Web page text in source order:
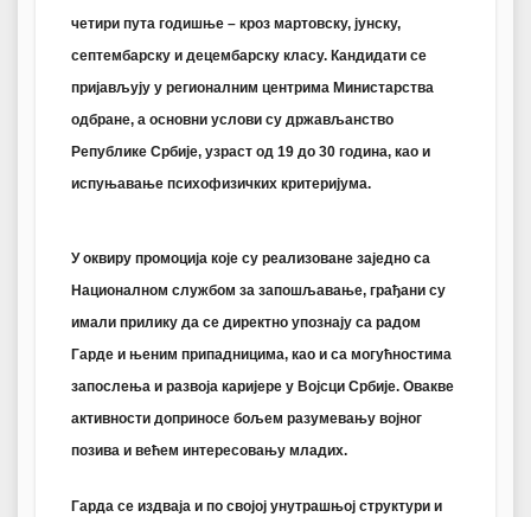
четири пута годишње – кроз мартовску, јунску,
септембарску и децембарску класу. Кандидати се
пријављују у регионалним центрима Министарства
одбране, а основни услови су држављанство
Републике Србије, узраст од 19 до 30 година, као и
испуњавање психофизичких критеријума.
У оквиру промоција које су реализоване заједно са
Националном службом за запошљавање, грађани су
имали прилику да се директно упознају са радом
Гарде и њеним припадницима, као и са могућностима
запослења и развоја каријере у Војсци Србије. Овакве
активности доприносе бољем разумевању војног
позива и већем интересовању младих.
Гарда се издваја и по својој унутрашњој структури и